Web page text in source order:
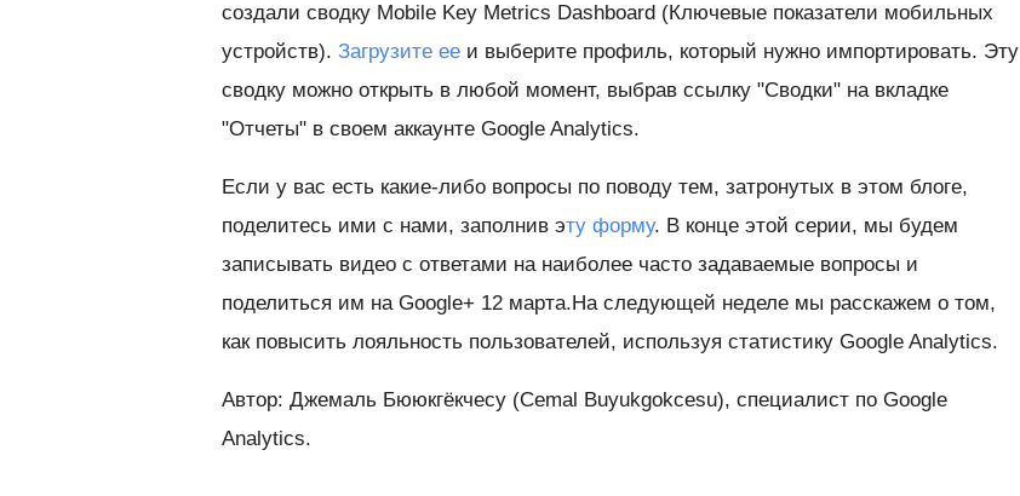
создали сводку Mobile Key Metrics Dashboard (Ключевые показатели мобильных
устройств). Загрузите ее и выберите профиль, который нужно импортировать. Эту
сводку можно открыть в любой момент, выбрав ссылку "Сводки" на вкладке
"Отчеты" в своем аккаунте Google Analytics.
Если у вас есть какие-либо вопросы по поводу тем, затронутых в этом блоге,
поделитесь ими с нами, заполнив эту форму. В конце этой серии, мы будем
записывать видео с ответами на наиболее часто задаваемые вопросы и
поделиться им на Google+ 12 марта.На следующей неделе мы расскажем о том,
как повысить лояльность пользователей, используя статистику Google Analytics.
Автор: Джемаль Бююкгёкчесу (Cemal Buyukgokcesu), специалист по Google
Analytics.